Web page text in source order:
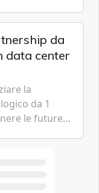
da
data center
la
da 1
le future